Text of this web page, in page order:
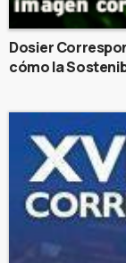
Dosier
cómo la